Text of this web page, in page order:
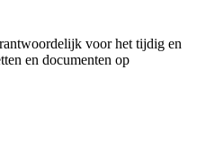
voor het tijdig en
en documenten op